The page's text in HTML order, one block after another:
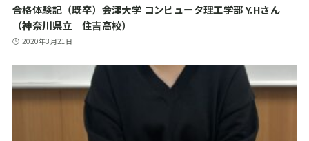
合格体験記（既卒）会津大学 コンピュータ理工学部 Y.Hさん
（神奈川県立 住吉高校）
2020年3月21日